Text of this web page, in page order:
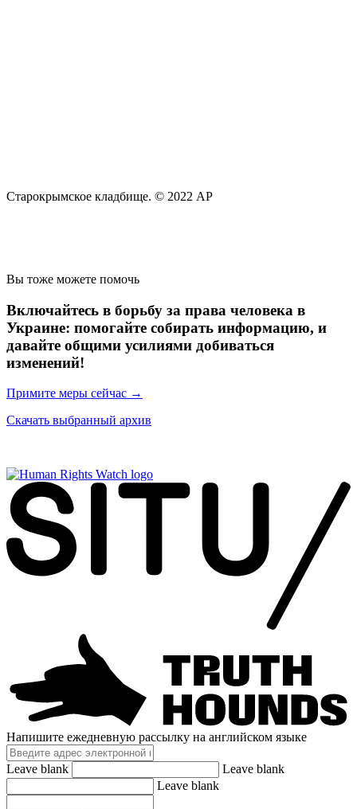
Старокрымское кладбище. © 2022 AP
Вы тоже можете помочь
Включайтесь в борьбу за права человека в
Украине: помогайте собирать информацию, и
давайте общими усилиями добиваться
изменений!
Примите меры сейчас →
Скачать выбранный архив
Напишите ежедневную рассылку на английском языке
Leave blank
Leave blank
Leave blank